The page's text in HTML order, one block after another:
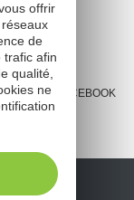
FACEBOOK
offrir
de
trafic afin
qualité,
ne